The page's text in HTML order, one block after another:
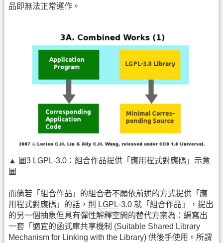
品即無法正常運作。
▲ 圖3 LGPL-3.0：組合作品提供「應用程式對應碼」示意
圖
而倘若「組合作品」的組合者不願依前述的方式提供「應
用程式對應碼」的話，則
LGPL-3.0 就「組合作品」，提出
的另一個抽象但具有彈性解釋空間的替代方案為：編寫出
一套「適宜的函式庫共享機制 (Suitable Shared Library
Mechanism for Linking with the Library) 供後手使用。所謂